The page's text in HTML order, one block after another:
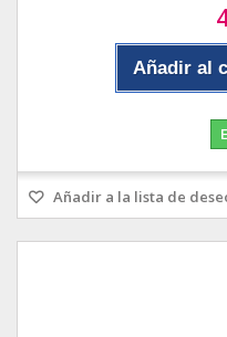
Añadir al
Añadir a la lista de